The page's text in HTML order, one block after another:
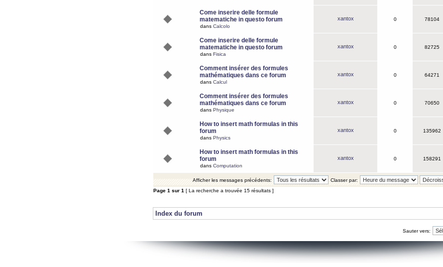
Come inserire delle formule
matematiche in questo forum
dans Calcolo
xantox 0 78104
Come inserire delle formule
matematiche in questo forum
dans Fisica
xantox 0 82725
Comment insérer des formules
mathématiques dans ce forum
dans Calcul
xantox 0 64271
Comment insérer des formules
mathématiques dans ce forum
dans Physique
xantox 0 70650
How to insert math formulas in this
forum
dans Physics
xantox 0 135962
How to insert math formulas in this
forum
dans Computation
xantox 0 158291
Afficher les messages précédents:
Classer par:
Page 1 sur 1 [ La recherche a trouvée 15 résultats ]
Index du forum
Sauter vers: